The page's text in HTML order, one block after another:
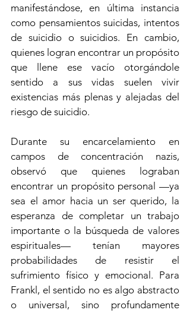
manifestándose, en última instancia
como pensamientos suicidas, intentos
de suicidio o suicidios. En cambio,
quienes logran encontrar un propósito
que llene ese vacío otorgándole
sentido a sus vidas suelen vivir
existencias más plenas y alejadas del
riesgo de suicidio.
Durante su encarcelamiento en
campos de concentración nazis,
observó que quienes lograban
encontrar un propósito personal —ya
sea el amor hacia un ser querido, la
esperanza de completar un trabajo
importante o la búsqueda de valores
espirituales— tenían mayores
probabilidades de resistir el
sufrimiento físico y emocional. Para
Frankl, el sentido no es algo abstracto
o universal, sino profundamente